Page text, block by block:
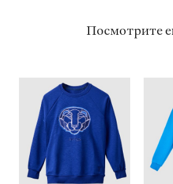
Посмотрите